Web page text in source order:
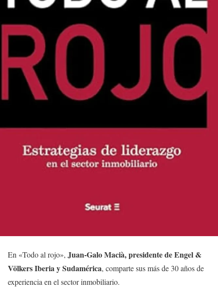
En «Todo al rojo», Juan-Galo Macià, presidente de Engel &
Völkers Iberia y Sudamérica, comparte sus más de 30 años de
experiencia en el sector inmobiliario.